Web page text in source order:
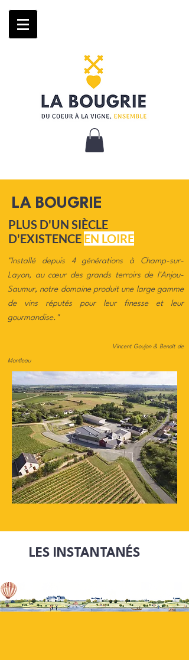
LA BOUGRIE
PLUS D'UN SIÈCLE
D'EXISTENCE EN LOIRE
"Installé depuis 4 générations à Champ-sur-
Layon, au cœur des grands terroirs de l'Anjou-
Saumur, notre domaine produit une large gamme
de vins réputés pour leur finesse et leur
gourmandise. "
Vincent Goujon & Benoît de
Montleau
LES INSTANTANÉS